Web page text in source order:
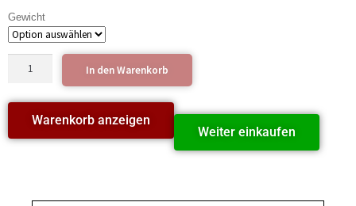
Gewicht
In den Warenkorb
Warenkorb anzeigen
Weiter einkaufen